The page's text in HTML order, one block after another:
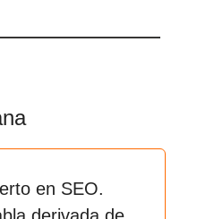
en SEO.